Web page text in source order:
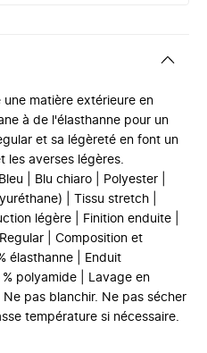
une matière extérieure en
à de l'élasthanne pour un
et sa légèreté en font un
les averses légères.
| Blu chiaro | Polyester |
| Tissu stretch |
légère | Finition enduite |
| Composition et
élasthanne | Enduit
polyamide | Lavage en
pas blanchir. Ne pas sécher
température si nécessaire.